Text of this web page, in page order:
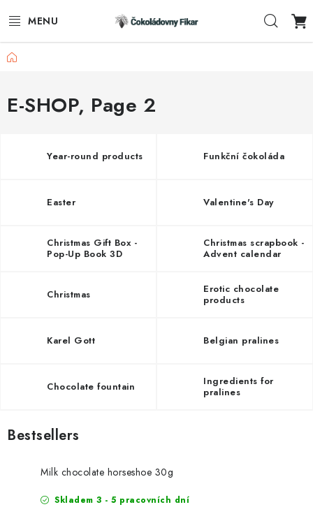
E-SHOP
PROMOTIONAL PRODUCTS
AKTUALITY
CONTACTS
Home
E-SHOP, Page 2
Year-round products Funkční čokoláda
Easter Valentine's Day
Christmas Gift Box -
Pop-Up Book 3D
Christmas scrapbook -
Advent calendar
Christmas
Erotic chocolate
products
Karel Gott Belgian pralines
Chocolate fountain
Ingredients for
pralines
Bestsellers
Milk chocolate horseshoe 30g
Skladem 3 - 5 pracovních dní